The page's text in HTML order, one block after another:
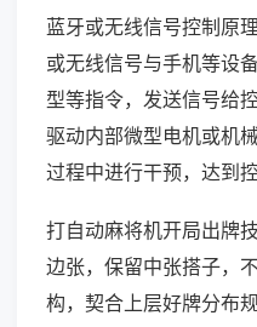
蓝牙或无线信号控制原
或无线信号与手机等设
型等指令，发送信号给
驱动内部微型电机或机
过程中进行干预，达到控
打自动麻将机开局出牌
边张，保留中张搭子，
构，契合上层好牌分布